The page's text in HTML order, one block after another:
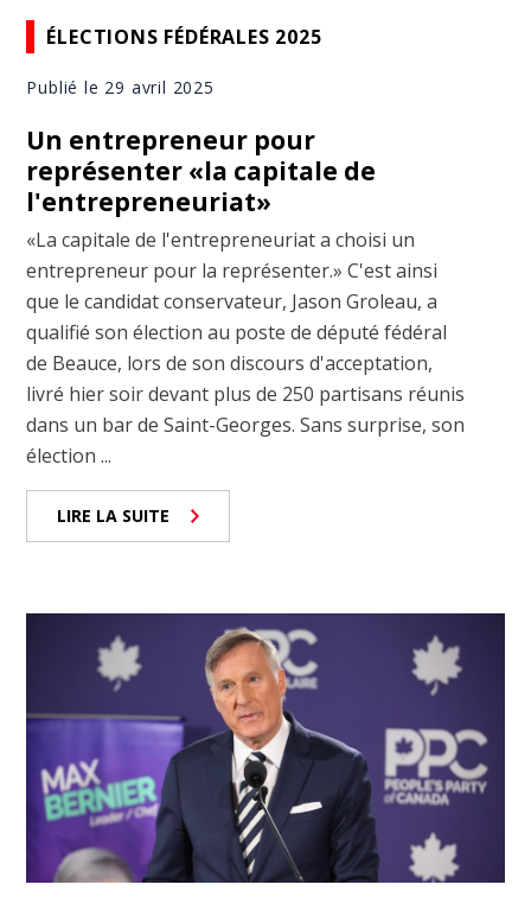
ÉLECTIONS FÉDÉRALES 2025
Publié le 29 avril 2025
Un entrepreneur pour
représenter «la capitale de
l'entrepreneuriat»
«La capitale de l'entrepreneuriat a choisi un
entrepreneur pour la représenter.» C'est ainsi
que le candidat conservateur, Jason Groleau, a
qualifié son élection au poste de député fédéral
de Beauce, lors de son discours d'acceptation,
livré hier soir devant plus de 250 partisans réunis
dans un bar de Saint-Georges. Sans surprise, son
élection ...
LIRE LA SUITE